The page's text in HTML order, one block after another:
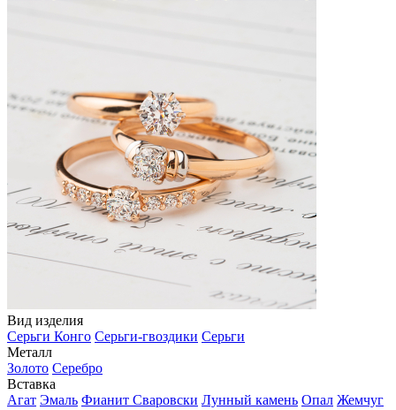
Вид изделия
Серьги Конго Серьги-гвоздики Серьги
Металл
Золото Серебро
Вставка
Агат Эмаль Фианит Сваровски Лунный камень Опал Жемчуг